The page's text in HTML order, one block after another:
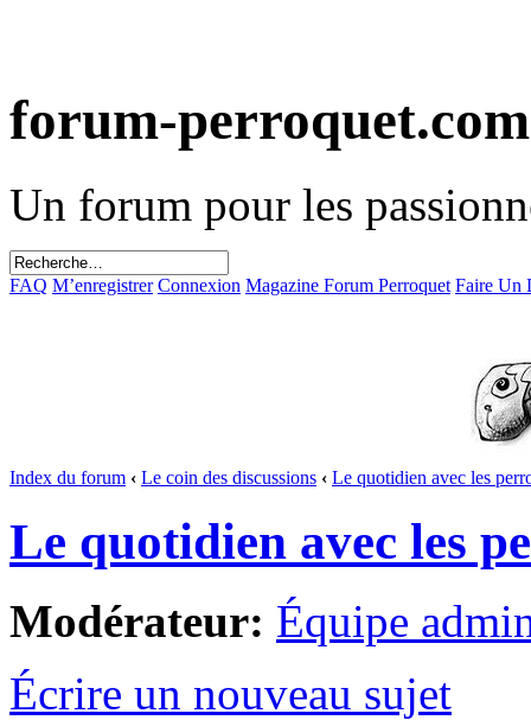
forum-perroquet.com
Un forum pour les
FAQ M’enregistrer Connexion Magazine Forum Perroquet Faire Un
Index du forum ‹ Le coin des discussions ‹ Le quotidien avec les
Le quotidien avec les
Modérateur: Équipe
Écrire un nouveau sujet